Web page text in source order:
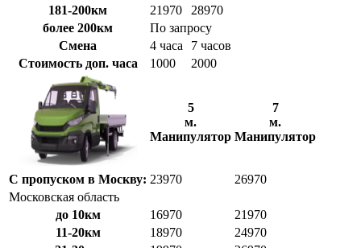
181-200км
21970
28970
более 200км
По запросу
Смена
4 часа
7 часов
Стоимость доп. часа
1000 2000
5
м.
Манипулятор
7
м.
Манипулятор
С пропуском в Москву: 23970
26970
Московская область
до 10км
16970
21970
11-20км
18970
24970